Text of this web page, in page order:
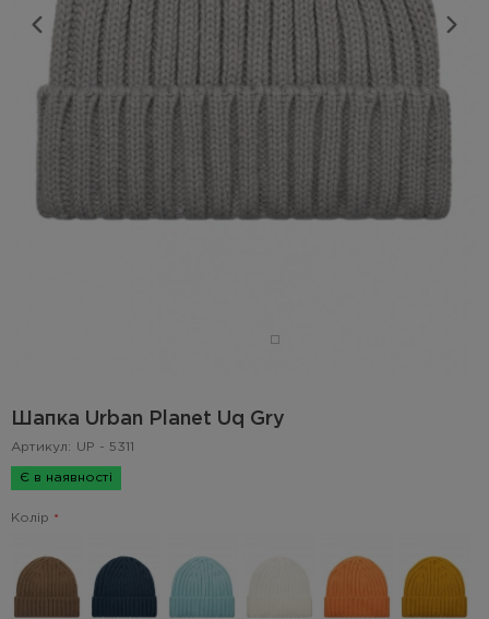
Шапка Urban Planet Uq Gry
Артикул: UP - 5311
Є в наявності
Колір